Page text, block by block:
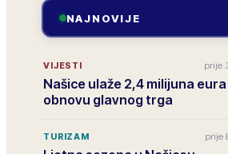
NAJNOVIJE
VIJESTI prije
Našice ulaže 2,4 milijuna eura
obnovu glavnog trga
TURIZAM prije